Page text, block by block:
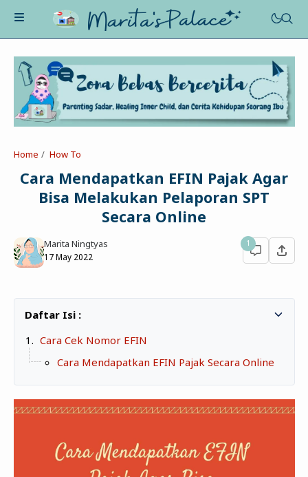
About Me
Contact
Life Motivation
Book Review
Celotehku
Poe-Fict
Health
Jalan&Jajan
Soal Uang
Sudut Rumah
Blog&Write
Parenting
Zona Curcol
Ngobrolin Film
Home How To
Cara Mendapatkan EFIN Pajak Agar
Bisa Melakukan Pelaporan SPT
Secara Online
Marita Ningtyas
17 May 2022
1
Cara Cek Nomor EFIN
Cara Mendapatkan EFIN Pajak Secara Online